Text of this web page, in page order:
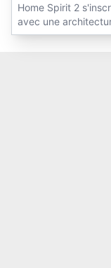
Home Spirit 2
avec une